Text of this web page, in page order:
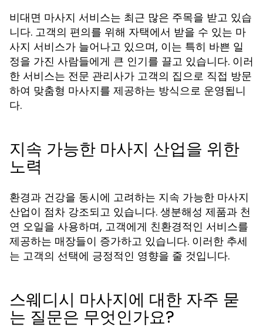
비대면 마사지 서비스는 최근 많은 주목을 받고 있습
니다. 고객의 편의를 위해 자택에서 받을 수 있는 마
사지 서비스가 늘어나고 있으며, 이는 특히 바쁜 일
정을 가진 사람들에게 큰 인기를 끌고 있습니다. 이러
한 서비스는 전문 관리사가 고객의 집으로 직접 방문
하여 맞춤형 마사지를 제공하는 방식으로 운영됩니
다.
지속 가능한 마사지 산업을 위한
노력
환경과 건강을 동시에 고려하는 지속 가능한 마사지
산업이 점차 강조되고 있습니다. 생분해성 제품과 천
연 오일을 사용하며, 고객에게 친환경적인 서비스를
제공하는 매장들이 증가하고 있습니다. 이러한 추세
는 고객의 선택에 긍정적인 영향을 줄 것입니다.
스웨디시 마사지에 대한 자주 묻
는 질문은 무엇인가요?